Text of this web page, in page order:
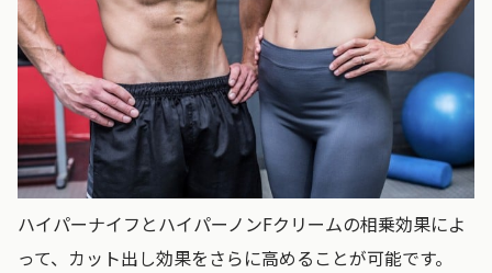
ハイパーナイフとハイパーノンFクリームの相乗効果によ
って、カット出し効果をさらに高めることが可能です。